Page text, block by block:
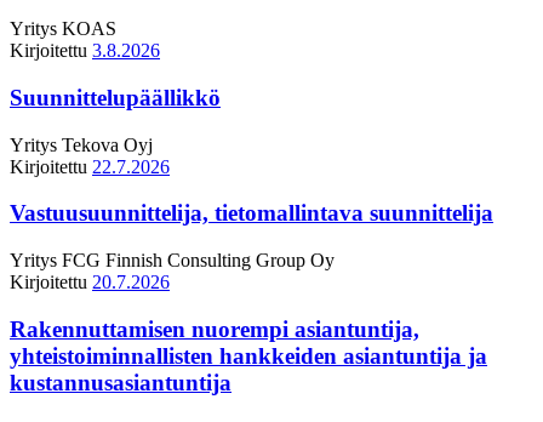
Yritys KOAS
Kirjoitettu 3.8.2026
Suunnittelupäällikkö
Yritys Tekova Oyj
Kirjoitettu 22.7.2026
Vastuusuunnittelija, tietomallintava suunnittelija
Yritys FCG Finnish Consulting Group Oy
Kirjoitettu 20.7.2026
Rakennuttamisen nuorempi asiantuntija,
yhteistoiminnallisten hankkeiden asiantuntija ja
kustannusasiantuntija